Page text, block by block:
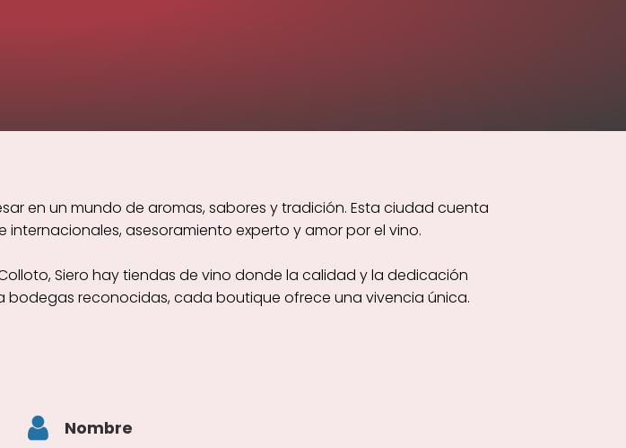
en un mundo de aromas, sabores y tradición. Esta ciudad cuenta
asesoramiento experto y amor por el vino.
Siero hay tiendas de vino donde la calidad y la dedicación
bodegas reconocidas, cada boutique ofrece una vivencia única.
Nombre